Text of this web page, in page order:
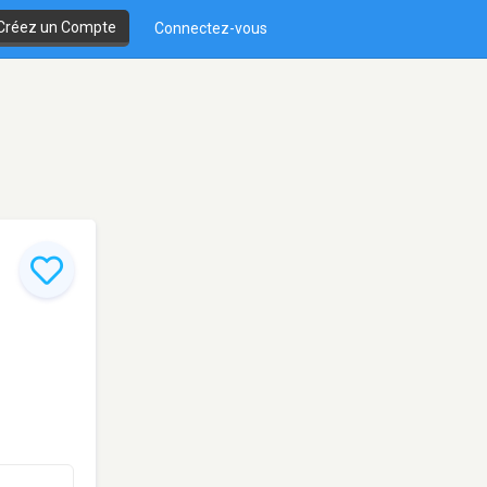
un Compte Connectez-vous